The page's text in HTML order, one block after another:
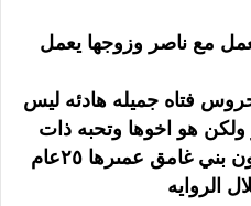
مع ناصر وزوجها يعمل
فتاه جميله هادئه ليس
هو اخوها وتحبه ذات
غامق عمىرها ٢٥عام
الروايه